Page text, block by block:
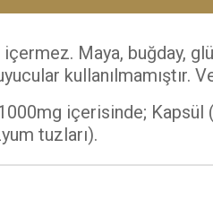
Maya, buğday,
kullanılmamıştır.
içerisinde;
tuzları).